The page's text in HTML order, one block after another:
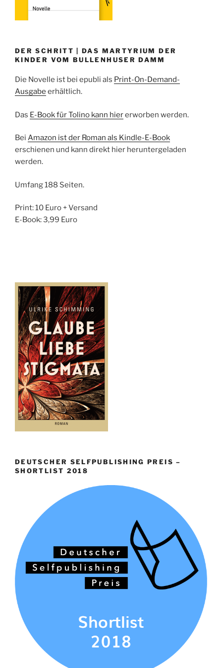
DER SCHRITT | DAS MARTYRIUM DER
KINDER VOM BULLENHUSER DAMM
Die Novelle ist bei epubli als Print-On-Demand-
Ausgabe erhältlich.
Das E-Book für Tolino kann hiererworben werden.
Bei Amazon ist der Roman als Kindle-E-Book
erschienen und kann direkt hier heruntergeladen
werden.
Umfang 188 Seiten.
Print: 10 Euro + Versand
E-Book: 3,99 Euro
DEUTSCHER SELFPUBLISHING PREIS –
SHORTLIST 2018